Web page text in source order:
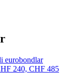
eurobondlar
240, CHF 485